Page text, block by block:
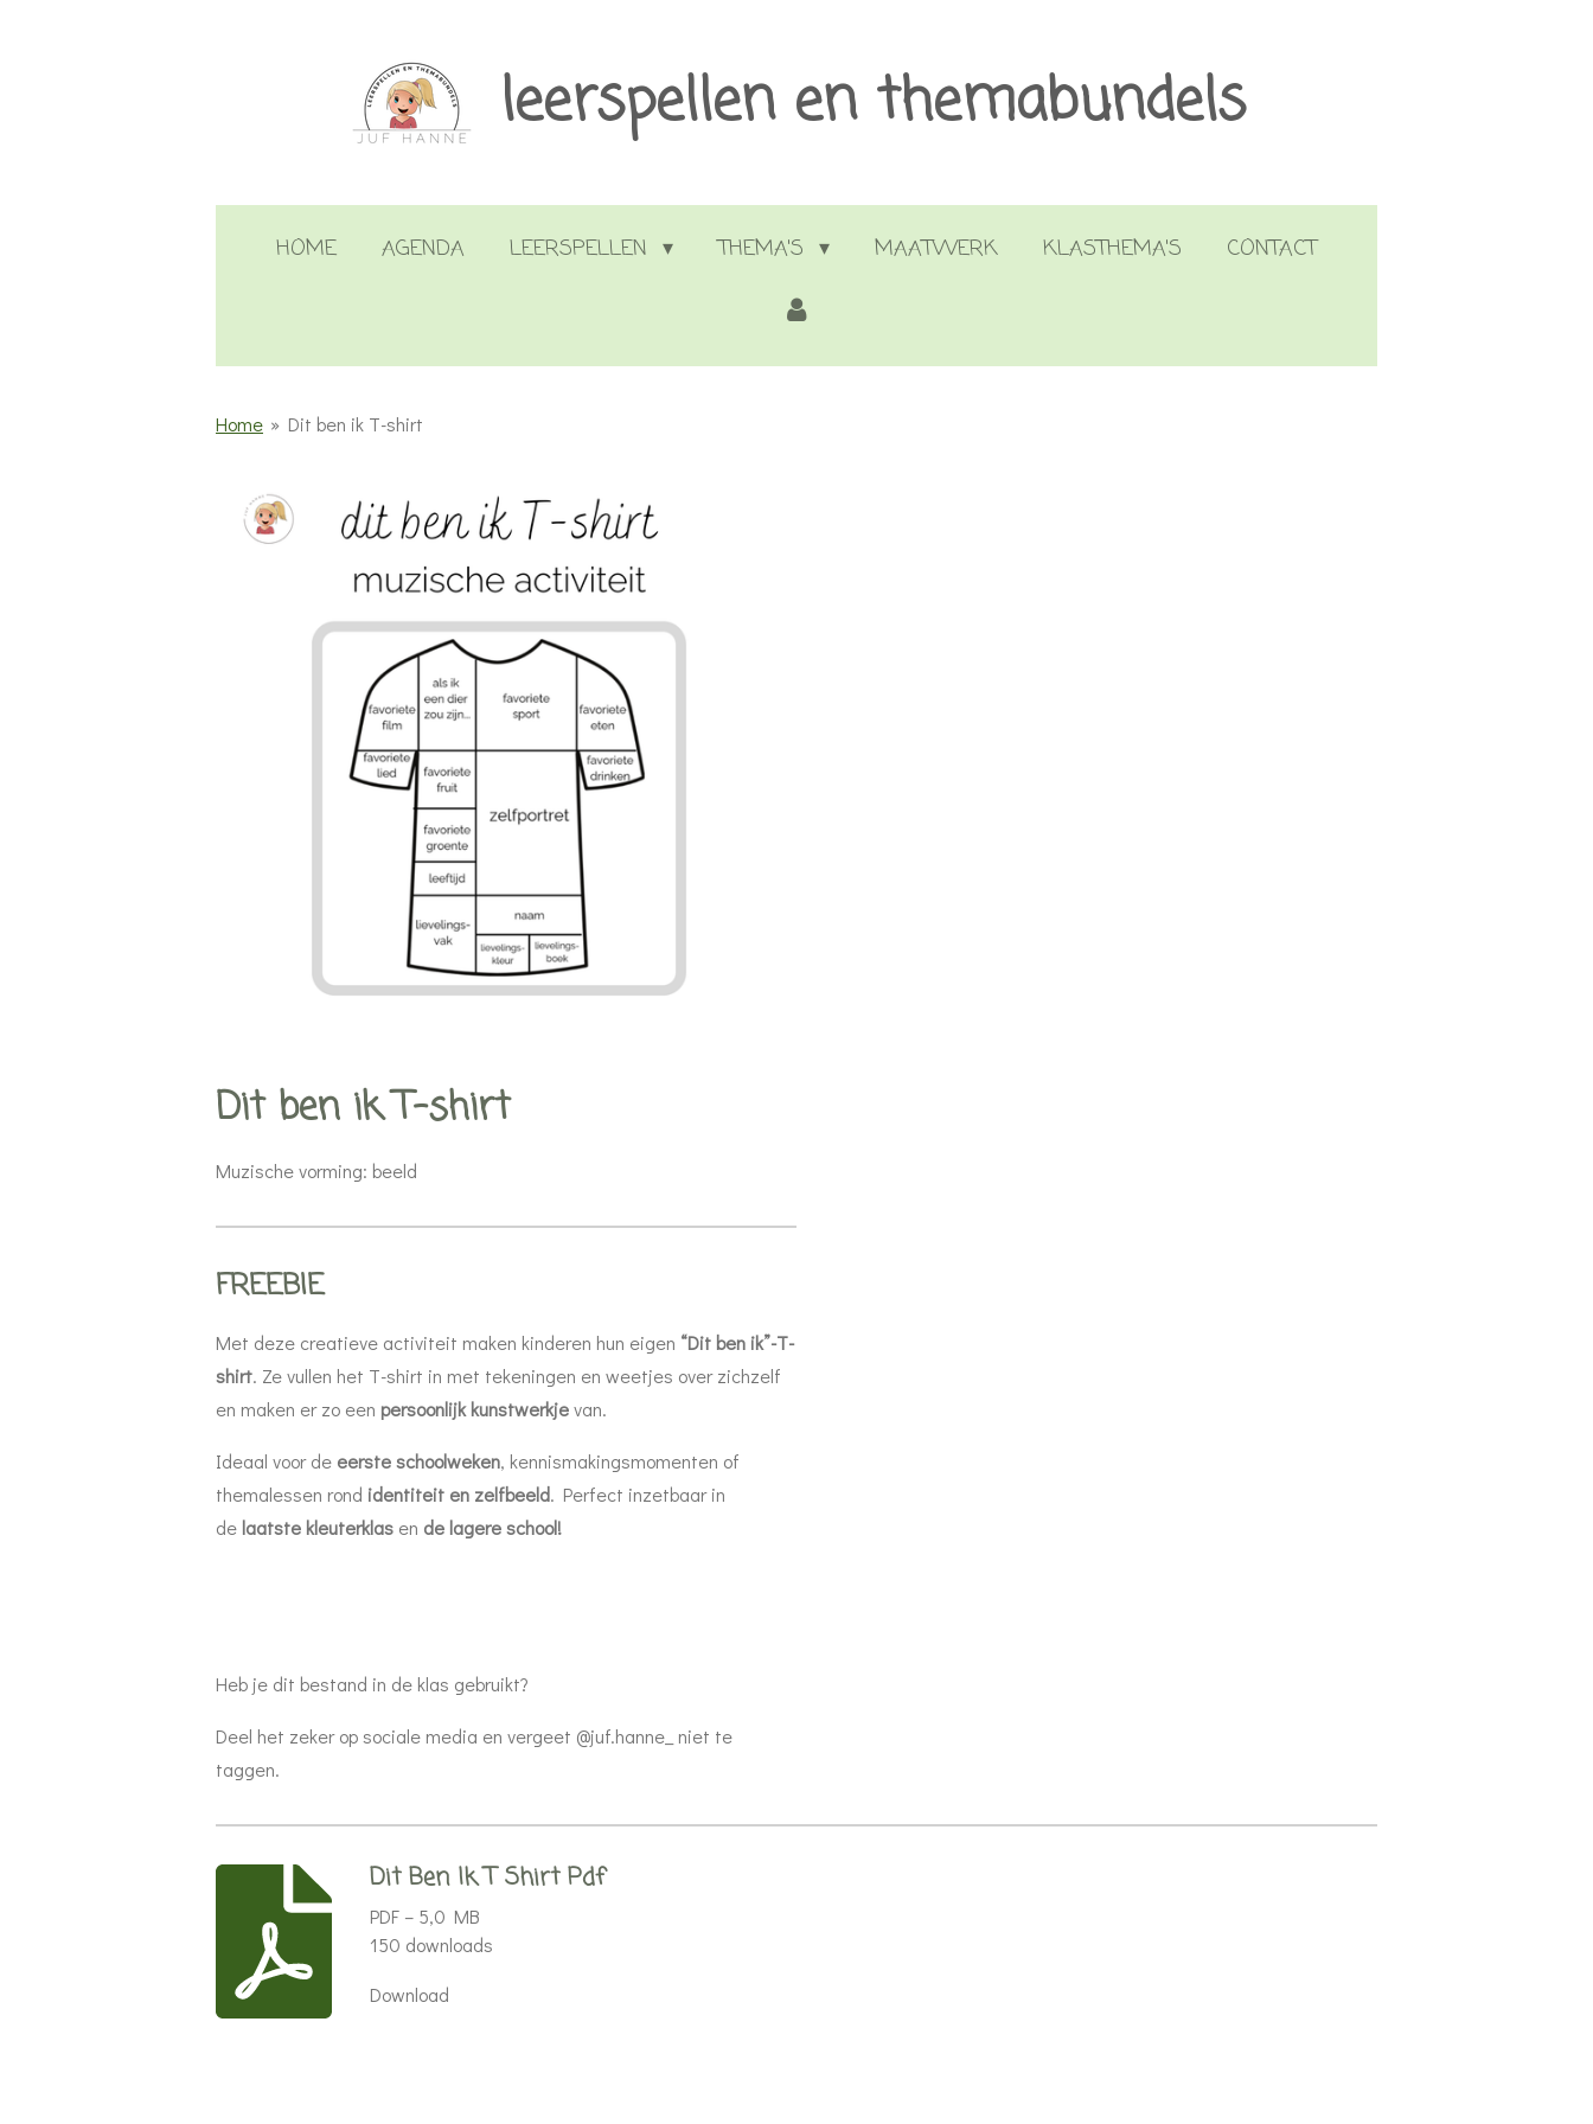
leerspellen en themabundels
HOME AGENDA LEERSPELLEN THEMA'S MAATWERK KLASTHEMA'S CONTACT
Home » Dit ben ik T-shirt
Dit ben ik T-shirt
Muzische vorming: beeld
FREEBIE
Met deze creatieve activiteit maken kinderen hun eigen “Dit ben ik”-T-
shirt. Ze vullen het T-shirt in met tekeningen en weetjes over zichzelf
en maken er zo een persoonlijk kunstwerkjevan.
Ideaal voor de eerste schoolweken, kennismakingsmomenten of
themalessen rond identiteit en zelfbeeld. Perfect inzetbaar in
de laatste kleuterklas en de lagere school!
Heb je dit bestand in de klas gebruikt?
Deel het zeker op sociale media en vergeet @juf.hanne_ niet te
taggen.
Dit Ben Ik T Shirt Pdf
PDF – 5,0 MB
150 downloads
Download